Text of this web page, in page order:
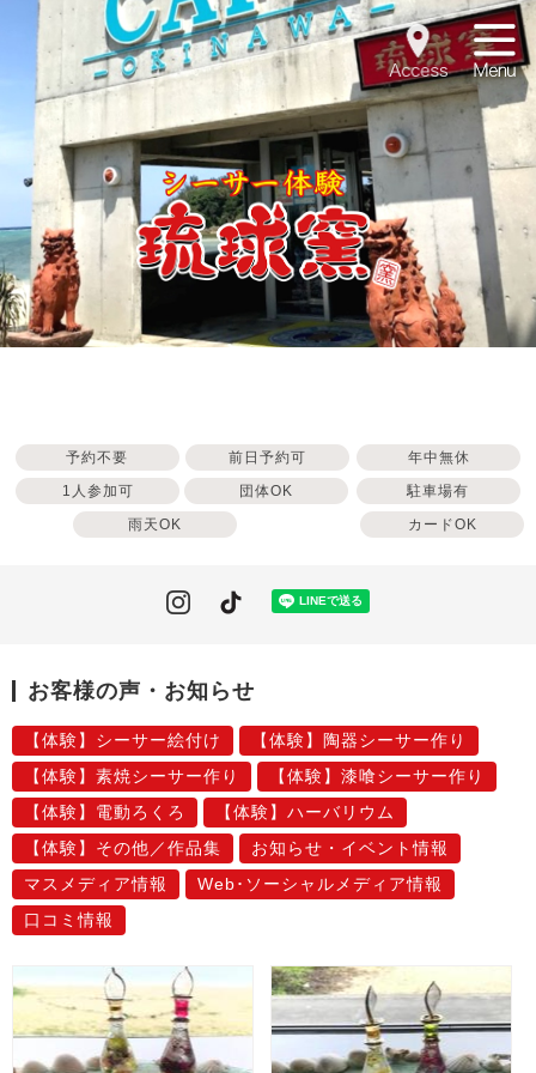
予約不要 前日予約可
年中無休
1人参加可
団体OK
駐車場有
雨天OK
カードOK
お客様の声・お知らせ
【体験】シーサー絵付け
【体験】陶器シーサー作り
【体験】素焼シーサー作り
【体験】漆喰シーサー作り
【体験】電動ろくろ
【体験】ハーバリウム
【体験】その他／作品集
お知らせ・イベント情報
マスメディア情報
Web･ソーシャルメディア情報
口コミ情報